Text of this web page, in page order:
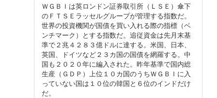
ＷＧＢＩは英ロンドン証券取引所（ＬＳＥ）傘下
のＦＴＳＥラッセルグループが管理する指数だ。
世界の投資機関が国債を買い入れる際の指標（ベ
ンチマーク）とする指数だ。追従資金は先月末基
準で２兆４２８３億ドルに達する。米国、日本、
英国、ドイツなど２３カ国の国債を網羅する。中
国も２０２０年に編入された。昨年基準で国内総
生産（ＧＤＰ）上位１０カ国のうちＷＧＢＩに入
っていない国は１０位の韓国と６位のインドだけ
だ。